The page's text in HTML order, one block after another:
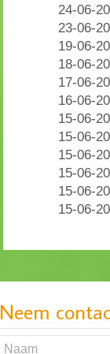
24-06-
23-06-
19-06-
18-06-
17-06-
16-06-
15-06-
15-06-
15-06-
15-06-
15-06-
15-06-
Neem